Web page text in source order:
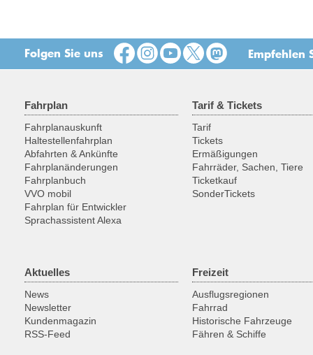
Folgen Sie uns Empfehlen
Fahrplan
Fahrplanauskunft
Haltestellenfahrplan
Abfahrten & Ankünfte
Fahrplanänderungen
Fahrplanbuch
VVO mobil
Fahrplan für Entwickler
Sprachassistent Alexa
Tarif & Tickets
Tarif
Tickets
Ermäßigungen
Fahrräder, Sachen, Tiere
Ticketkauf
SonderTickets
Aktuelles
News
Newsletter
Kundenmagazin
RSS-Feed
Freizeit
Ausflugsregionen
Fahrrad
Historische Fahrzeuge
Fähren & Schiffe